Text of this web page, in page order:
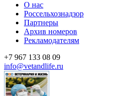
О нас
Россельхознадзор
Партнеры
Архив номеров
Рекламодателям
+7 967 133 08 09
info@vetandlife.ru